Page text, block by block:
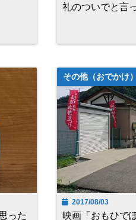
礼のついでと言
った
その他（おでかけ）
2017/08/03
映画「おもひで